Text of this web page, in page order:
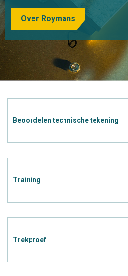
Over Roymans
Beoordelen technische tekening
Training
Trekproef